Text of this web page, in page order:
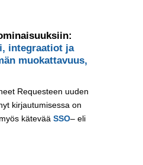
integraatiot ja
muokattavuus,
Requesteen uuden
kirjautumisessa on
kätevääSSO– eli